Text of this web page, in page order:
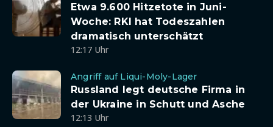
Etwa 9.600 Hitzetote in Juni-
Woche: RKI hat Todeszahlen
dramatisch unterschätzt
12:17 Uhr
Angriff auf Liqui-Moly-Lager
Russland legt deutsche Firma in
der Ukraine in Schutt und Asche
12:13 Uhr